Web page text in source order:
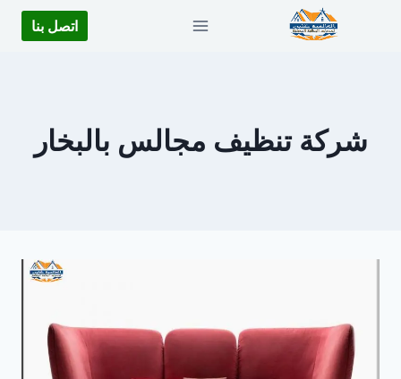
اتصل بنا
شركة تنظيف مجالس بالبخار